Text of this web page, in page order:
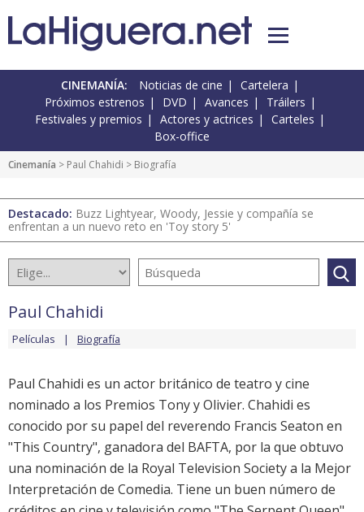
CINEMANÍA: Noticias de cine
Cartelera
Próximos estrenos
DVD Avances
Tráilers
Festivales y premios
Actores y actrices
Carteles
Box-office
Cinemanía > Paul Chahidi > Biografía
Destacado: Buzz Lightyear, Woody, Jessie y compañía se
enfrentan a un nuevo reto en 'Toy story 5'
Paul Chahidi
Películas Biografía
Paul Chahidi es un actor británico de teatro y cine
nominado a los Premios Tony y Olivier. Chahidi es
conocido por su papel del reverendo Francis Seaton en
"This Country", ganadora del BAFTA, por la que obtuvo
una nominación de la Royal Television Society a la Mejor
Interpretación de Comedia. Tiene un buen número de